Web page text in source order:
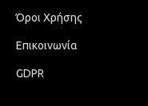
Όροι Χρήσης
Επικοινωνία
GDPR